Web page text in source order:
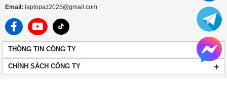
Website:http://laptopaz.vn
THÔNG TIN CÔNG TY +
CHÍNH SÁCH CÔNG TY +